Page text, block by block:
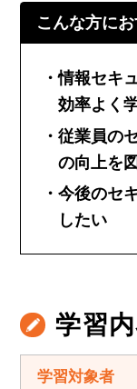
こんな方に
情報セキ
効率よく
従業員の
の向上を
今後のセ
したい
学習
学習対象者